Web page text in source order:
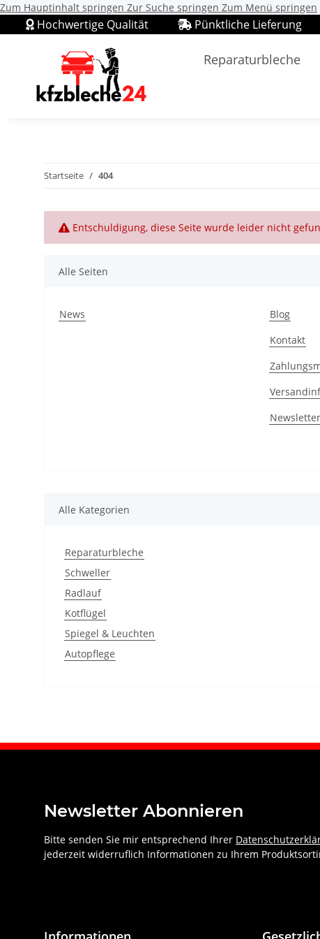
Zum Hauptinhalt springen Zur Suche springen Zum Menü springen
Pünktliche Lieferung
Hochwertige Qualität
Reparaturbleche
Startseite 404
x Entschuldigung, diese Seite wurde leider nicht
Alle Seiten
News
Blog
Kontakt
Newsletter
Alle Kategorien
Reparaturbleche
Schweller
Radlauf
Kotflügel
Spiegel & Leuchten
Autopflege
Newsletter Abonnieren
Bitte senden Sie mir entsprechend Ihrer
jederzeit widerruflich Informationen zu Ihrem